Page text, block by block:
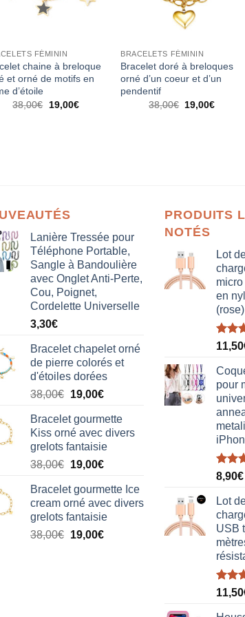
FÉMININ
chaine à breloque
et orné de motifs en
d’étoile
38,00€
Le
19,00€Le
BRACELETS FÉMININ
Bracelet doré à breloques
orné d’un coeur et d’un
pendentif
38,00€ Le
19,00€Le
Lanière Tressée pour
Téléphone Portable,
Sangle à Bandoulière
avec Onglet Anti-Perte,
Cou, Poignet,
Cordelette Universelle
3,30€
Bracelet chapelet orné
de pierre colorés et
d'étoiles dorées
38,00€ Le
initial
était :
38,00€.
19,00€Le
actuel
est :
19,00€.
Bracelet gourmette
Kiss orné avec divers
grelots fantaisie
38,00€ Le
initial
était :
38,00€.
19,00€Le
actuel
est :
19,00€.
Bracelet gourmette Ice
cream orné avec divers
grelots fantaisie
38,00€ Le
19,00€Le
PRODUITS
NOTÉS
Lot
en
(rose)
Note
11,50
pour
Note
8,90€
Lot
USB
Note
11,50